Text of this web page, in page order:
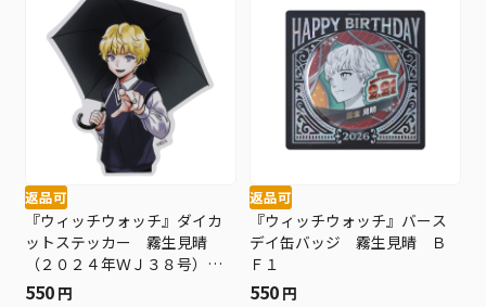
返品可
『ウィッチウォッチ』ダイカ
ットステッカー 霧生見晴
（２０２４年ＷＪ３８号）
ＢＦ３
550 円
返品可
『ウィッチウォッチ』バース
デイ缶バッジ 霧生見晴 Ｂ
Ｆ１
550 円